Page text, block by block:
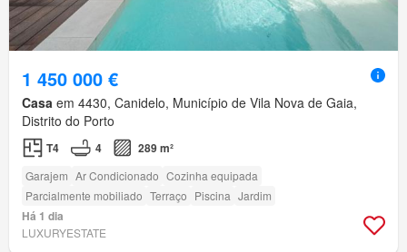
1 450 000 €
Casa em 4430, Canidelo, Município de Vila Nova de Gaia,
Distrito do Porto
T4 4 289 m²
Garajem Ar Condicionado Cozinha equipada
Parcialmente mobiliado Terraço Piscina Jardim
Há 1 dia
LUXURYESTATE